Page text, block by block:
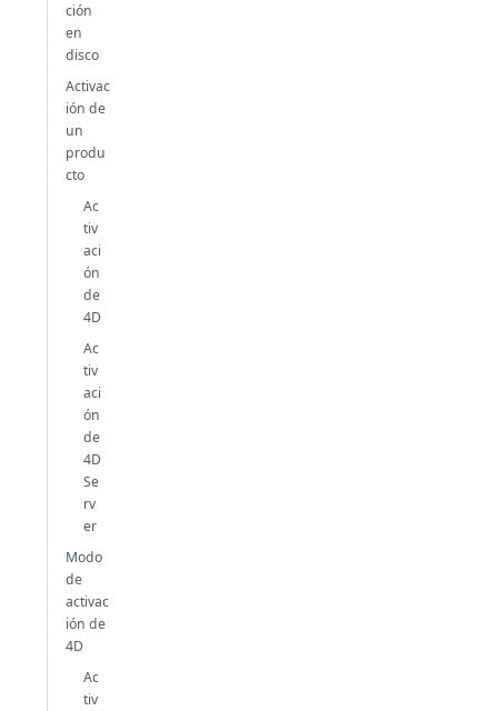
ción
en
disco
Activac
ión de
un
produ
cto
Ac
tiv
aci
ón
de
4D
Ac
tiv
aci
ón
de
4D
Se
rv
er
Modo
de
activac
ión de
4D
Ac
tiv